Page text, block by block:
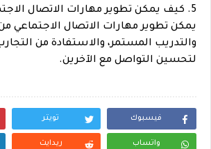
5. كيف يمكن تطوير مهارات الاتصال الاجتماعي؟
يمكن تطوير مهارات الاتصال الاجتماعي
والتدريب المستمر، والاستفادة من
لتحسين التواصل مع الآخرين.
فيسبوك تويتر
واتساب ريدايت